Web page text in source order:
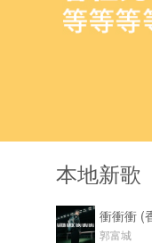
本地新歌
衝衝衝 (
郭富城